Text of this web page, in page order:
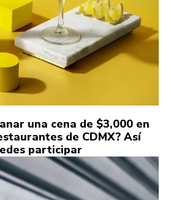
una cena de $3,000 en
de CDMX? Así
participar